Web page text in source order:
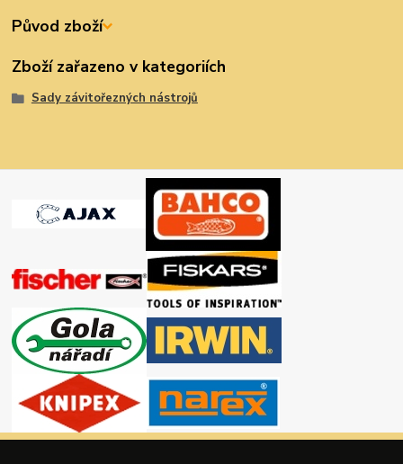
Původ zboží
Zboží zařazeno v kategoriích
Sady závitořezných nástrojů